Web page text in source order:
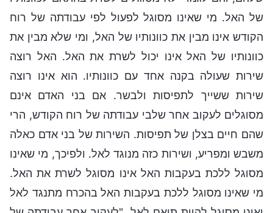
של האל. מי שאינו מסוגל לפעול לפי עבודתה של רוח
הקודש אינו מבין את כוונותיו של האל, ומי שלא מבין את
כוונותיו של האל אינו יכול לשרת את האל. האל רוצה
שירות שעולה בקנה אחד עם כוונותיו. הוא אינו רוצה
שירות ששייך לתפיסות ולבשר. אם בני האדם אינם
מסוגלים לעקוב אחר שלבי עבודתה של רוח הקודש, הרי
שהם חיים בצלן של תפיסות. השירות של בני אדם כאלה
משבש ומפריע, ושירות כזה מנוגד לאל. ולפיכך, מי שאינו
מסוגל ללכת בעקבות האל אינו מסוגל לשרת את האל.
מי שאינו מסוגל ללכת בעקבות האל בהכרח מתנגד לאל